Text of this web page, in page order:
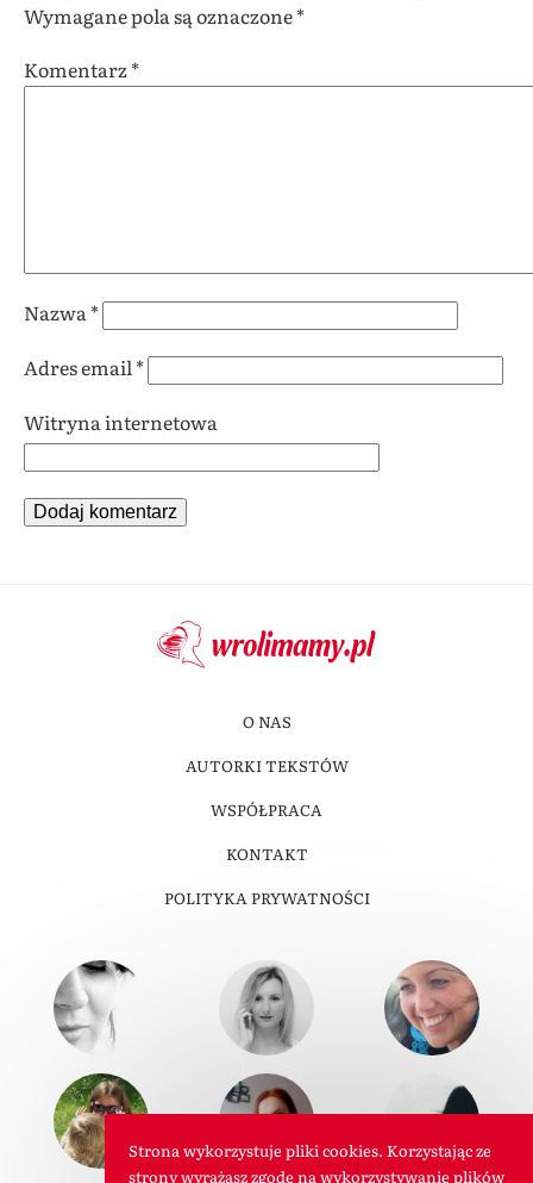
Wymagane pola są oznaczone*
Komentarz*
Nazwa *
Adres email *
Witryna internetowa
O NAS
AUTORKI TEKSTÓW
WSPÓŁPRACA
KONTAKT
POLITYKA PRYWATNOŚCI
Strona wykorzystuje pliki cookies. Korzystając ze
strony wyrażasz zgodę na wykorzystywanie plików